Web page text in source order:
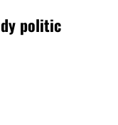
politic